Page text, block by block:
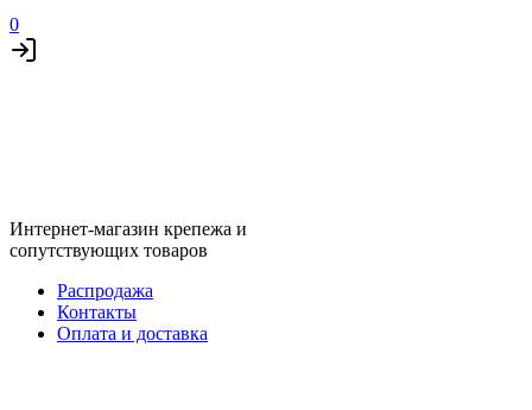
0
Интернет-магазин крепежа и
сопутствующих товаров
Распродажа
Контакты
Оплата и доставка